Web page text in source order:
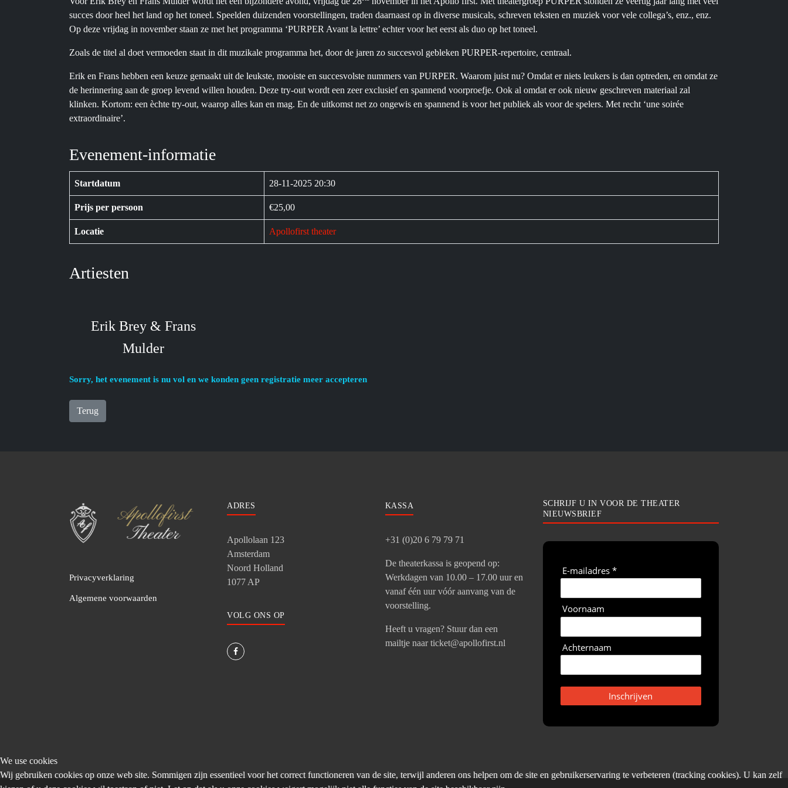
succes door heel het land op het toneel. Speelden duizenden voorstellingen, traden daarnaast op in diverse musicals, schreven teksten en muziek voor vele collega’s, enz., enz.
Op deze vrijdag in november staan ze met het programma ‘PURPER Avant la lettre’ echter voor het eerst als duo op het toneel.
Zoals de titel al doet vermoeden staat in dit muzikale programma het, door de jaren zo succesvol gebleken PURPER-repertoire, centraal.
Erik en Frans hebben een keuze gemaakt uit de leukste, mooiste en succesvolste nummers van PURPER. Waarom juist nu? Omdat er niets leukers is dan optreden, en omdat ze
de herinnering aan de groep levend willen houden. Deze try-out wordt een zeer exclusief en spannend voorproefje. Ook al omdat er ook nieuw geschreven materiaal zal
klinken. Kortom: een èchte try-out, waarop alles kan en mag. En de uitkomst net zo ongewis en spannend is voor het publiek als voor de spelers. Met recht ‘une soirée
extraordinaire’.
Evenement-informatie
Startdatum 28-11-2025 20:30
Prijs per persoon €25,00
Locatie Apollofirst theater
Artiesten
Erik Brey & Frans
Mulder
Sorry, het evenement is nu vol en we konden geen registratie meer accepteren
Terug
Privacyverklaring
Algemene voorwaarden
ADRES
Apollolaan 123
Amsterdam
Noord Holland
1077 AP
VOLG ONS OP
KASSA
+31 (0)20 6 79 79 71
De theaterkassa is geopend op:
Werkdagen van 10.00 – 17.00 uur en
vanaf één uur vóór aanvang van de
voorstelling.
Heeft u vragen? Stuur dan een
mailtje naar ticket@apollofirst.nl
SCHRIJF U IN VOOR DE THEATER
NIEUWSBRIEF
E-mailadres *
Voornaam
Achternaam
Inschrijven
We use cookies
Wij gebruiken cookies op onze web site. Sommigen zijn essentieel voor het correct functioneren van de site, terwijl anderen ons helpen om de site en gebruikerservaring te verbeteren (tracking cookies). U kan zelf